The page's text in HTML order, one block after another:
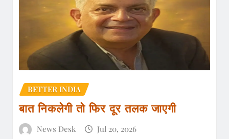
BETTER INDIA
बात निकलेगी तो फिर दूर तलक जाएगी
News Desk Jul 20, 2026